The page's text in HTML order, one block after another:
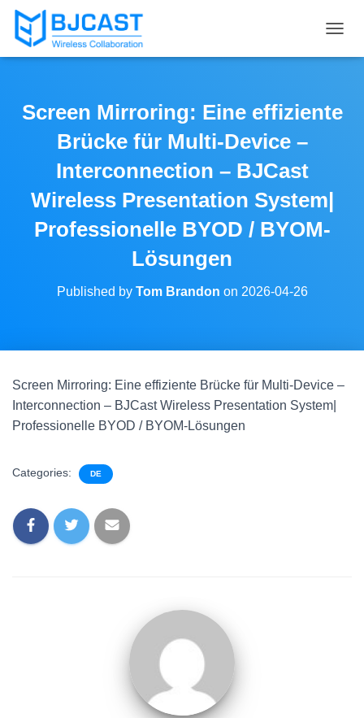
O
E
Screen Mirroring: Eine effiziente
Brücke für Multi-Device –
Interconnection – BJCast
Wireless Presentation System|
Professionelle BYOD / BYOM-
Lösungen
Published by Tom Brandon on 2026-04-26
Screen Mirroring: Eine effiziente Brücke für Multi-Device –
Interconnection – BJCast Wireless Presentation System|
Professionelle BYOD / BYOM-Lösungen
Categories: DE